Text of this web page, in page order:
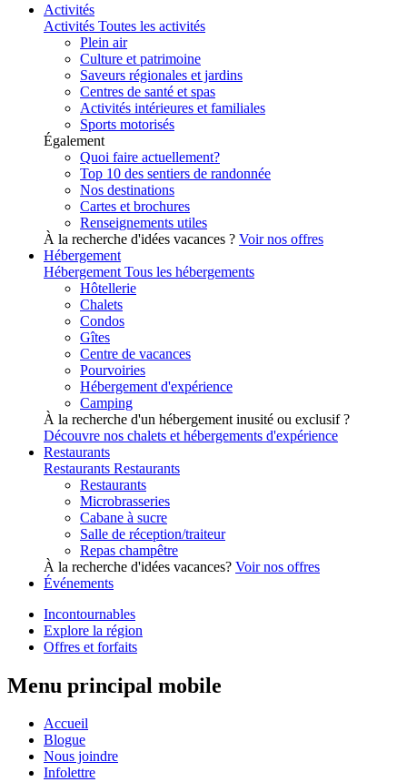
Activités
Activités Toutes les activités
Plein air
Culture et patrimoine
Saveurs régionales et jardins
Centres de santé et spas
Activités intérieures et familiales
Sports motorisés
Également
Quoi faire actuellement?
Top 10 des sentiers de randonnée
Nos destinations
Cartes et brochures
Renseignements utiles
À la recherche d'idées vacances ? Voir nos offres
Hébergement
Hébergement Tous les hébergements
Hôtellerie
Chalets
Condos
Gîtes
Centre de vacances
Pourvoiries
Hébergement d'expérience
Camping
À la recherche d'un hébergement inusité ou exclusif ?
Découvre nos chalets et hébergements d'expérience
Restaurants
Restaurants Restaurants
Restaurants
Microbrasseries
Cabane à sucre
Salle de réception/traiteur
Repas champêtre
À la recherche d'idées vacances? Voir nos offres
Événements
Incontournables
Explore la région
Offres et forfaits
Menu principal mobile
Accueil
Blogue
Nous joindre
Infolettre